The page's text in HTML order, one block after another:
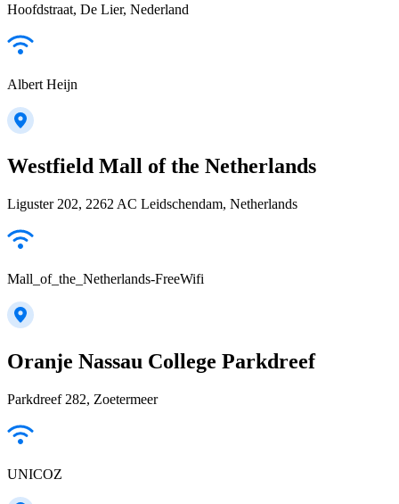
Hoofdstraat, De Lier, Nederland
Albert Heijn
Westfield Mall of the Netherlands
Liguster 202, 2262 AC Leidschendam, Netherlands
Mall_of_the_Netherlands-FreeWifi
Oranje Nassau College Parkdreef
Parkdreef 282, Zoetermeer
UNICOZ